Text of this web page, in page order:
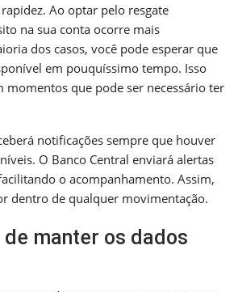
Ao optar pelo resgate
na sua conta ocorre mais
dos casos, você pode esperar que
em pouquíssimo tempo. Isso
momentos que pode ser necessário ter
notificações sempre que houver
O Banco Central enviará alertas
o acompanhamento. Assim,
dentro de qualquer movimentação.
de manter os dados